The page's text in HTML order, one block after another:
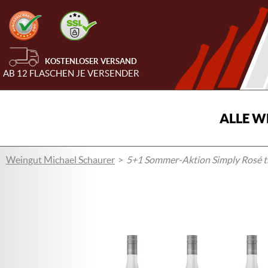
KOSTENLOSER VERSAND
AB 12 FLASCHEN JE VERSENDER
ALLE
Weingut Michael Schaurer 5+1 Sommer-Aktion Simply Rosé